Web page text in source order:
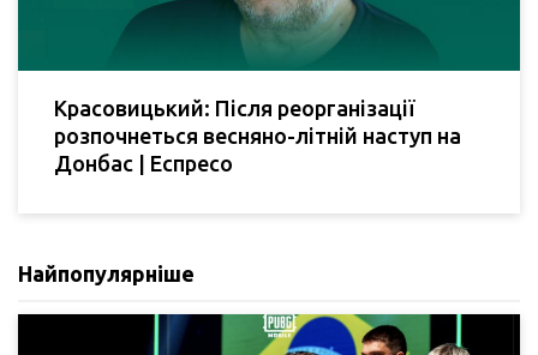
Красовицький: Після реорганізації
розпочнеться весняно-літній наступ на
Донбас | Еспресо
Найпопулярніше